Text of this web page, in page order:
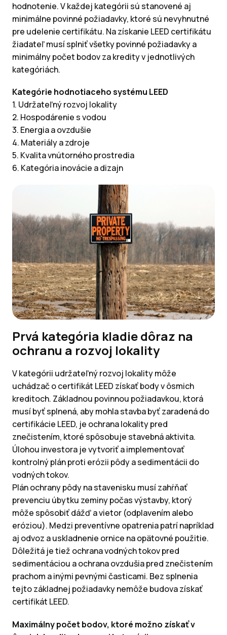
hodnotenie. V každej kategórii sú stanovené aj
minimálne povinné požiadavky, ktoré sú nevyhnutné
pre udelenie certifikátu. Na získanie LEED certifikátu
žiadateľ musí splniť všetky povinné požiadavky a
minimálny počet bodov za kredity v jednotlivých
kategóriách.
Kategórie hodnotiaceho systému LEED
1. Udržateľný rozvoj lokality
2. Hospodárenie s vodou
3. Energia a ovzdušie
4. Materiály a zdroje
5. Kvalita vnútorného prostredia
6. Kategória inovácie a dizajn
Prvá kategória kladie dôraz na
ochranu a rozvoj lokality
V kategórii udržateľný rozvoj lokality môže
uchádzač o certifikát LEED získať body v ôsmich
kreditoch. Základnou povinnou požiadavkou, ktorá
musí byť splnená, aby mohla stavba byť zaradená do
certifikácie LEED, je ochrana lokality pred
znečistením, ktoré spôsobuje stavebná aktivita.
Úlohou investora je vytvoriť a implementovať
kontrolný plán proti erózii pôdy a sedimentácii do
vodných tokov.
Plán ochrany pôdy na stavenisku musí zahŕňať
prevenciu úbytku zeminy počas výstavby, ktorý
môže spôsobiť dážď a vietor (odplavením alebo
eróziou). Medzi preventívne opatrenia patrí napríklad
aj odvoz a uskladnenie ornice na opätovné použitie.
Dôležitá je tiež ochrana vodných tokov pred
sedimentáciou a ochrana ovzdušia pred znečistením
prachom a inými pevnými časticami. Bez splnenia
tejto základnej požiadavky nemôže budova získať
certifikát LEED.
Maximálny počet bodov, ktoré možno získať v